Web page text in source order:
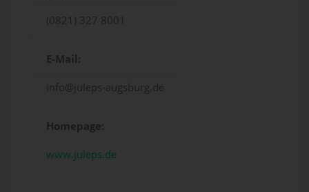
(0821) 327 8001
E-Mail:
info@juleps-augsburg.de
Homepage:
www.juleps.de